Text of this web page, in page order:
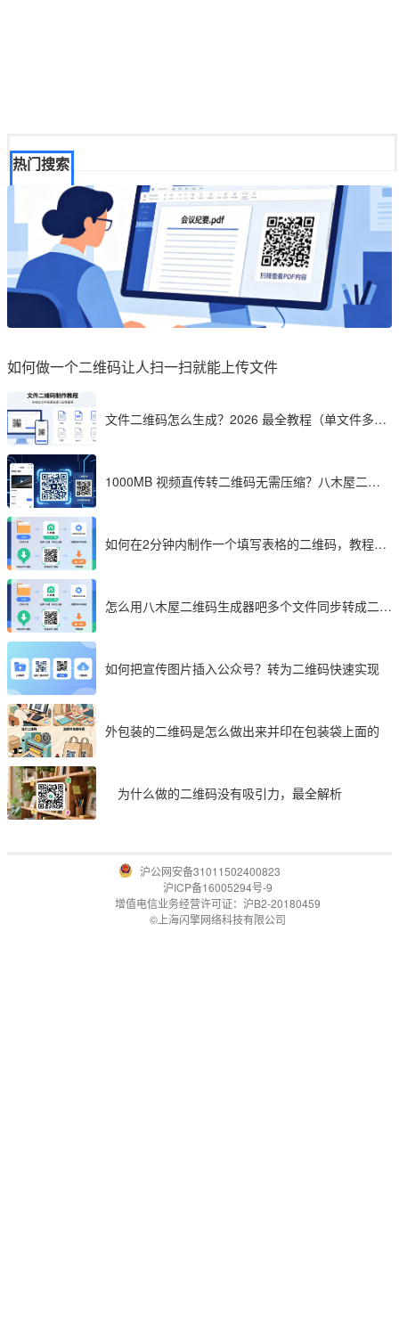
热门搜索
如何做一个二维码让人扫一扫就能上传文件
文件二维码怎么生成？2026 最全教程（单文件多文
1000MB 视频直传转二维码无需压缩？八木屋二维
如何在2分钟内制作一个填写表格的二维码，教程分
怎么用八木屋二维码生成器吧多个文件同步转成二维
如何把宣传图片插入公众号？转为二维码快速实现
外包装的二维码是怎么做出来并印在包装袋上面的
为什么做的二维码没有吸引力，最全解析
沪公网安备31011502400823
沪ICP备16005294号-9
增值电信业务经营许可证：沪B2-20180459
©上海闪擎网络科技有限公司